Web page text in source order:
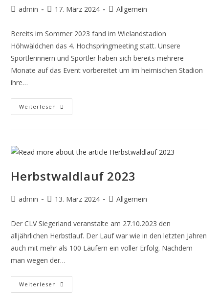
admin 17. März 2024 Allgemein
Bereits im Sommer 2023 fand im Wielandstadion
Höhwäldchen das 4. Hochspringmeeting statt. Unsere
Sportlerinnern und Sportler haben sich bereits mehrere
Monate auf das Event vorbereitet um im heimischen Stadion
ihre…
Weiterlesen
Herbstwaldlauf 2023
admin 13. März 2024 Allgemein
Der CLV Siegerland veranstalte am 27.10.2023 den
alljährlichen Herbstlauf. Der Lauf war wie in den letzten Jahren
auch mit mehr als 100 Läufern ein voller Erfolg. Nachdem
man wegen der…
Weiterlesen